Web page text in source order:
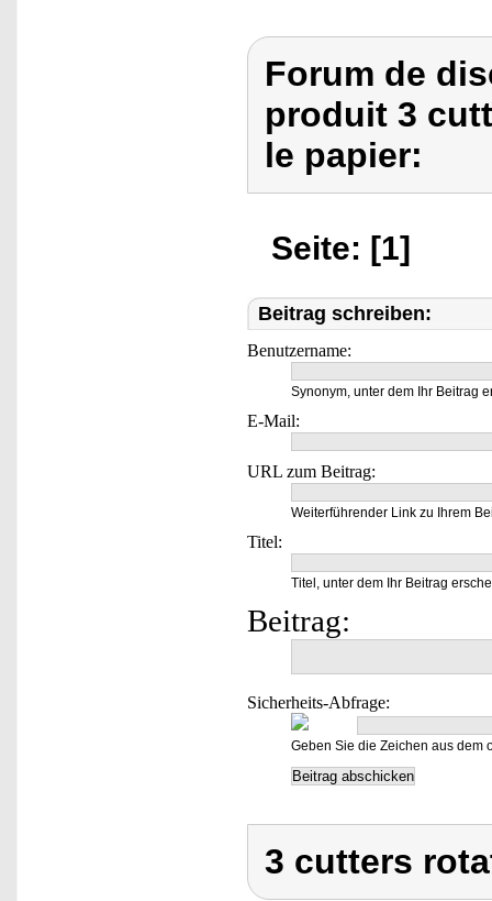
Forum de
produit 3
le papier:
Seite: [1]
Beitrag schreiben:
Benutzername:
Synonym, unter dem Ihr Beitrag
E-Mail:
URL zum Beitrag:
Weiterführender Link zu Ihrem
Titel:
Titel, unter dem Ihr Beitrag
Beitrag:
Sicherheits-Abfrage:
Geben Sie die Zeichen aus dem
3 cutters